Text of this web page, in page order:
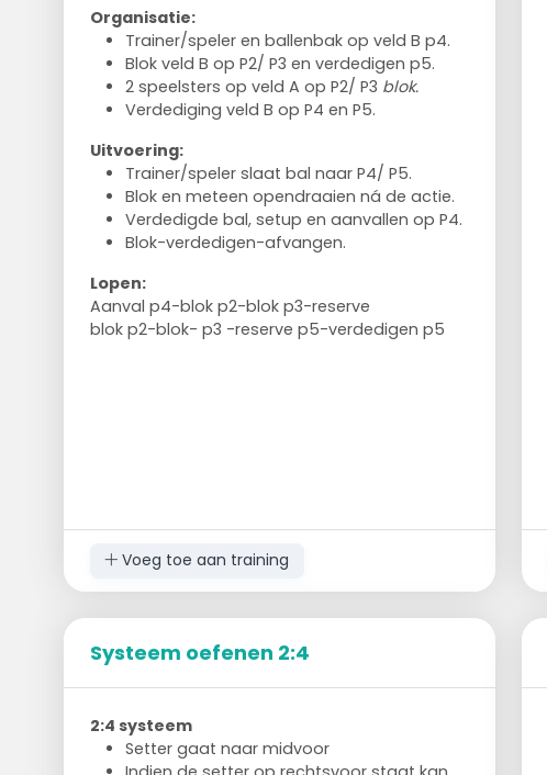
Organisatie:
Trainer/speler en ballenbak op veld B p4.
Blok veld B op P2/ P3 en verdedigen p5.
2 speelsters op veld A op P2/ P3 blok.
Verdediging veld B op P4 en P5.
Uitvoering:
Trainer/speler slaat bal naar P4/ P5.
Blok en meteen opendraaien ná de actie.
Verdedigde bal, setup en aanvallen op P4.
Blok-verdedigen-afvangen.
Lopen:
Aanval p4-blok p2-blok p3-reserve
blok p2-blok- p3 -reserve p5-verdedigen p5
Voeg toe aan training
Systeem oefenen 2:4
2:4 systeem
Setter gaat naar midvoor